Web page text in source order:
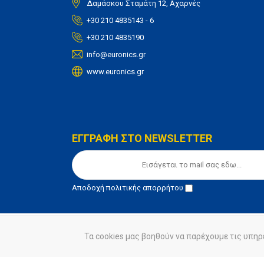
Δαμάσκου Σταμάτη 12, Αχαρνές
+30 210 4835143 - 6
+30 210 4835190
info@euronics.gr
www.euronics.gr
ΕΓΓΡΑΦΗ ΣΤΟ NEWSLETTER
Αποδοχήπολιτικής απορρήτου
© euronics 2020 Όροι Χρήσης Πολιτική
Τα cookies μας βοηθούν να παρέχουμε τις